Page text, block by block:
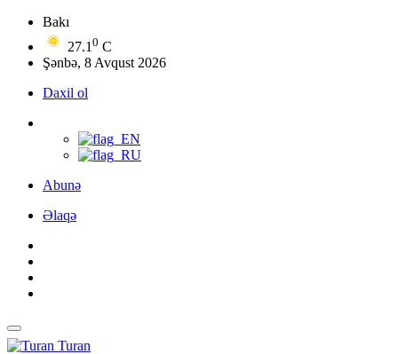
Bakı
27.1 0 C
Şənbə, 8 Avqust 2026
Daxil ol
Abunə
Əlaqə
Turan